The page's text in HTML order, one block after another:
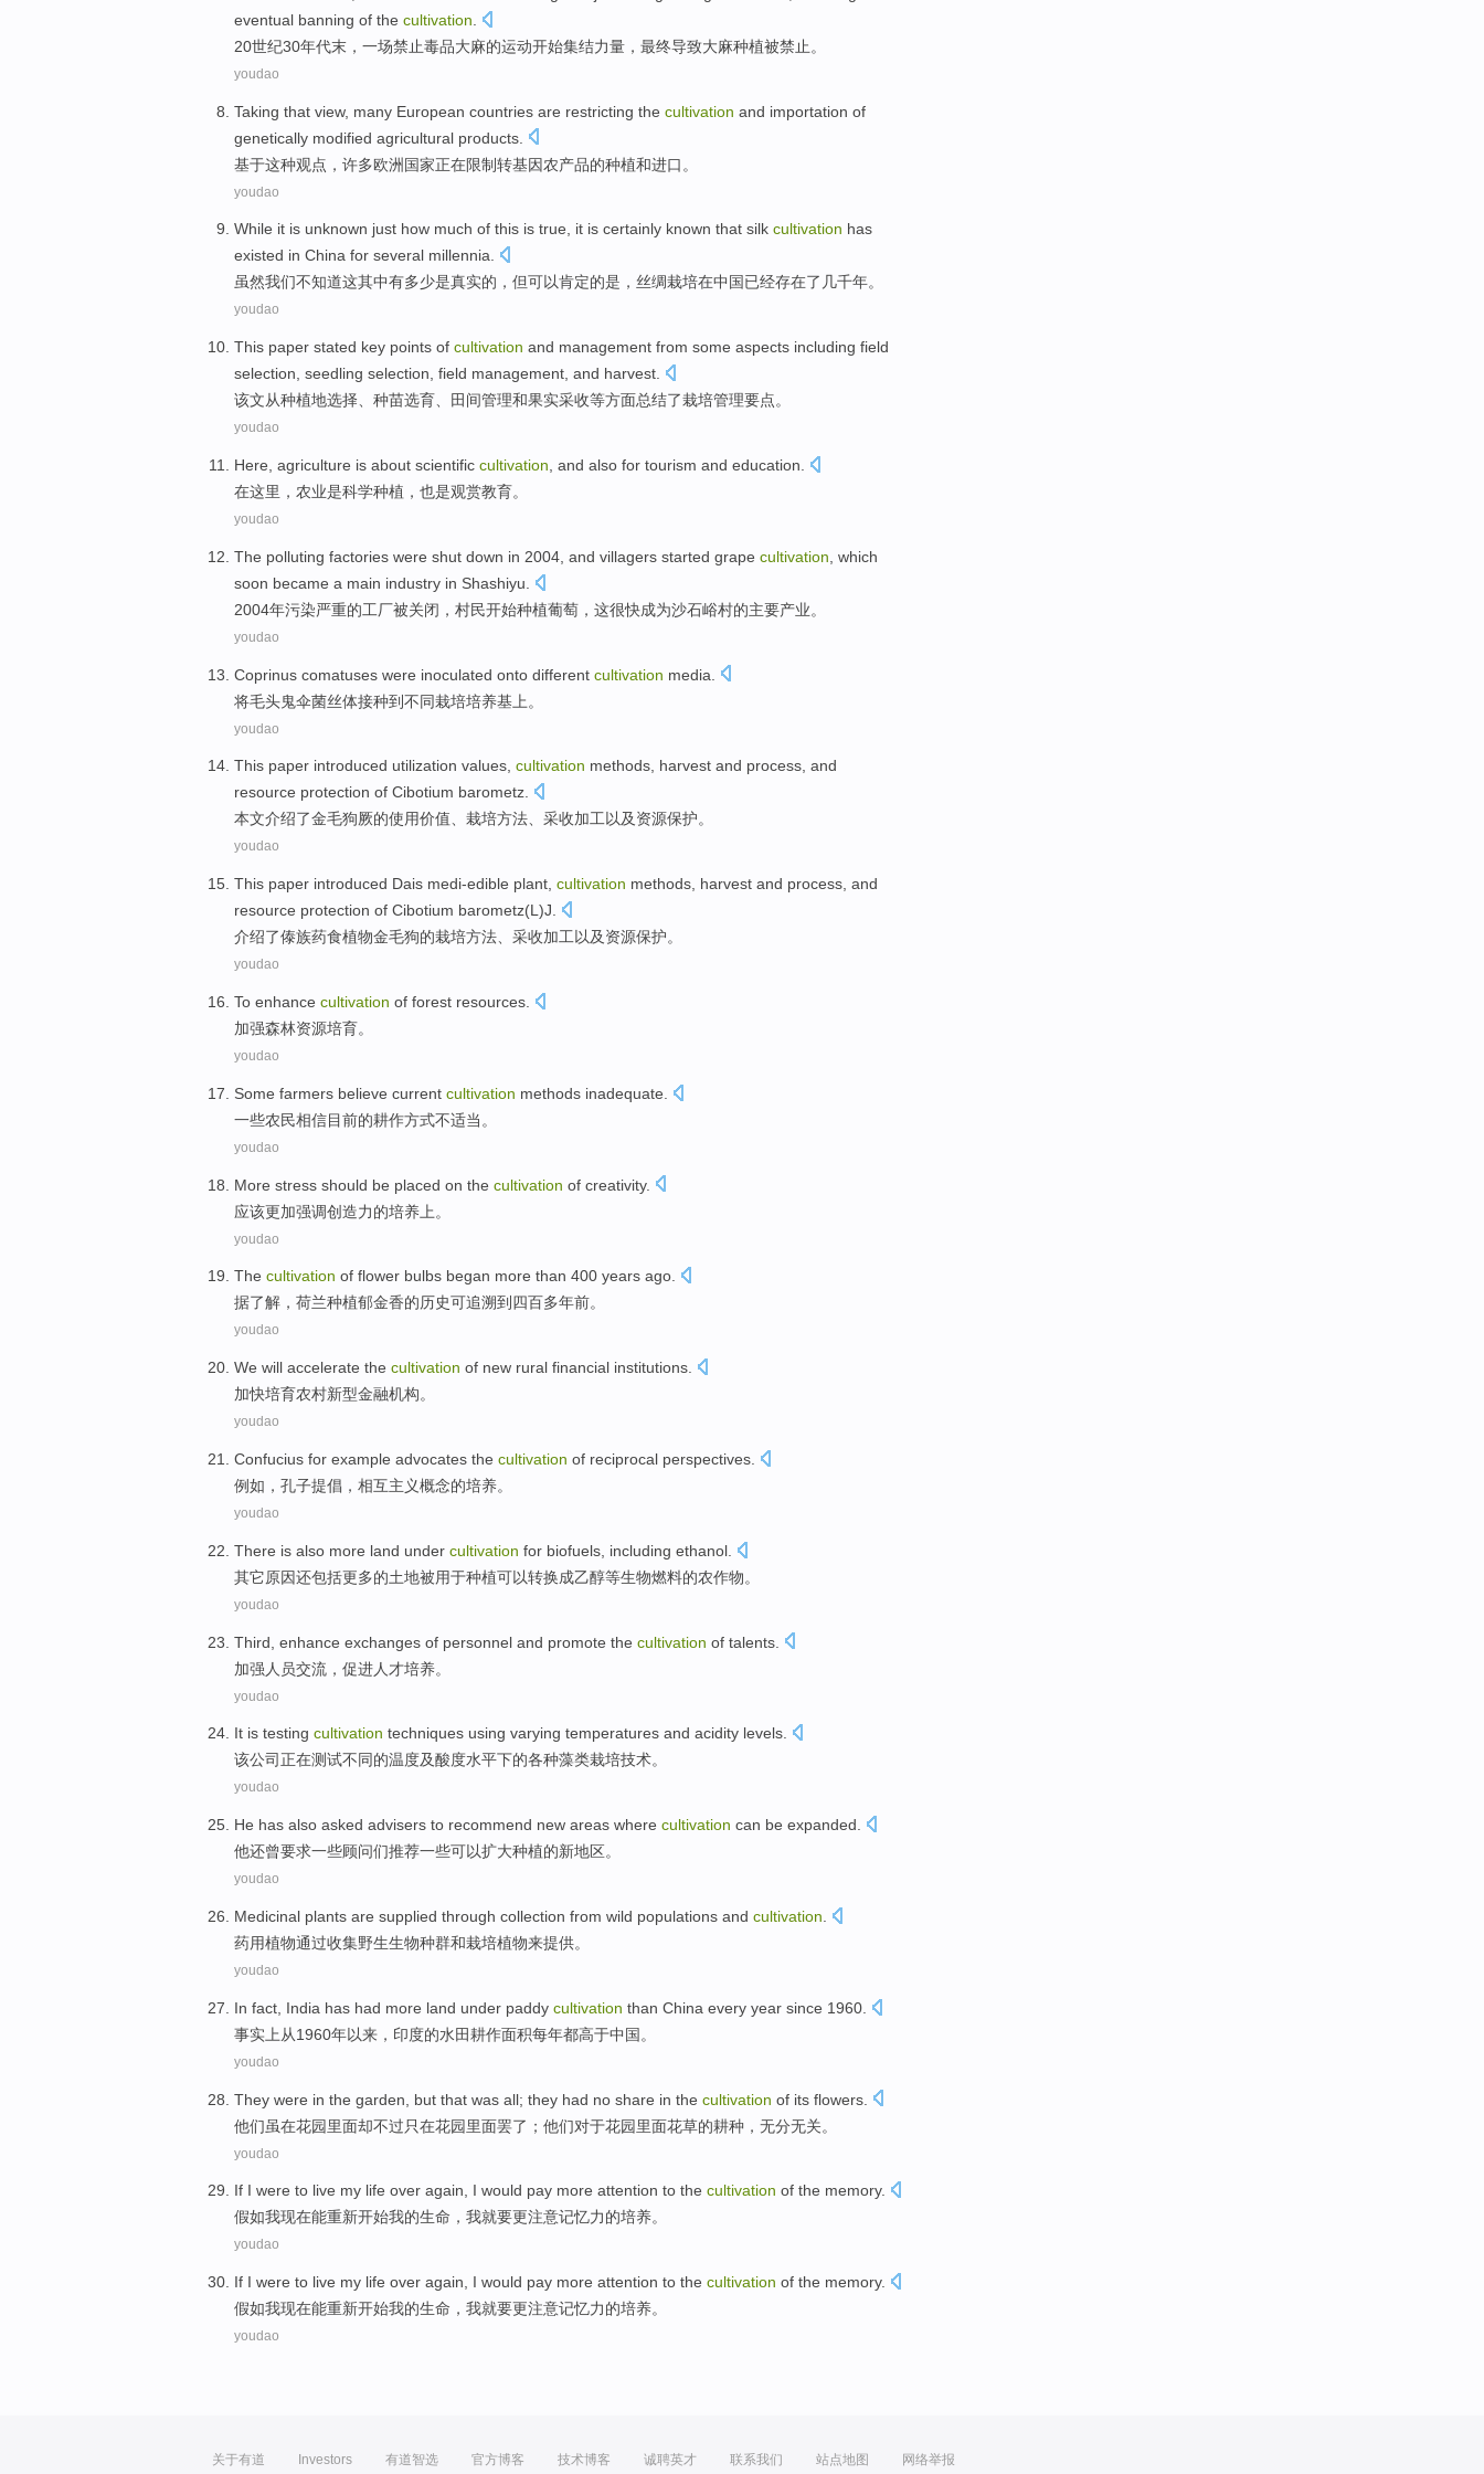
eventual banning of the cultivation
20世纪30年代末 ， 一场禁止毒品大麻的运动开始集结力量 ， 最终导致大麻种植被禁止 。
youdao
Taking that view, many European countries are restricting the cultivation and importation of
genetically modified agricultural products
基于这种观点 ， 许多欧洲国家正在限制转基因农产品的种植和进口 。
youdao
While it is unknown just how much of this is true, it is certainly known that silk cultivation has
existed in China for several millennia.
虽然我们不知道这其中有多少是真实的 ， 但可以肯定的是， 丝绸栽培在中国已经存在了几千年。
youdao
This paper stated key points of cultivation and management from some aspects including field
selection seedling selection field management , and harvest
该文从种植地选择 种苗选育 田间管理和果实采收等方面总结了栽培管理要点。
youdao
Here, agriculture is about scientific cultivation , and also for tourism and education.
在这里，农业是科学种植，也是观赏教育。
youdao
The polluting factories were shut down in 2004, and villagers started grape cultivation , which
soon became a main industry in Shashiyu.
2004年污染严重的工厂被关闭，村民开始种植葡萄，这很快成为沙石峪村的主要产业。
youdao
Coprinus comatuses were inoculated onto different cultivation media
将毛头鬼伞菌丝体接种到不同栽培培养基上。
youdao
This paper introduced utilization values, cultivation methods, harvest and process, and
resource protection of Cibotium barometz.
本文介绍了金毛狗厥的使用价值、 栽培方法、 采收加工以及资源保护。
youdao
This paper introduced Dais medi-edible plant cultivation methods harvest and process , and
resource protection of Cibotium barometz(L)J.
介绍了傣族药食植物金毛狗的栽培方法 采收加工以及资源保护。
youdao
To enhance cultivation of forest resources
加强森林资源培育。
youdao
Some farmers believe current cultivation methods inadequate
一些农民相信目前的耕作方式不适当 。
youdao
More stress should be placed on the cultivation of creativity.
应该更加强调创造力的培养 上 。
youdao
The cultivation of flower bulbs began more than 400 years ago.
据了解，荷兰种植郁金香的历史可追溯到四百多年前。
youdao
We will accelerate the cultivation of new rural financial institutions
加快培育农村新型金融机构。
youdao
Confucius for example advocates the cultivation of reciprocal perspectives.
例如 ， 孔子提倡 ， 相互主义概念的培养。
youdao
There is also more land under cultivation for biofuels including ethanol
其它原因还包括更多的土地被用于种植可以转换成乙醇等生物燃料的农作物。
youdao
Third, enhance exchanges of personnel and promote the cultivation of talents
加强 人员交流 ， 促进人才培养。
youdao
It is testing cultivation techniques using varying temperatures and acidity levels.
该公司正在测试不同的温度及酸度水平下的各种藻类栽培技术。
youdao
He has also asked advisers to recommend new areas where cultivation can be expanded
他还曾要求一些顾问们推荐一些可以扩大种植的新地区。
youdao
Medicinal plants are supplied through collection from wild populations and cultivation
药用植物通过收集野生生物种群和栽培植物来提供。
youdao
In fact India has had more land under paddy cultivation than China every year since 1960.
事实上 从1960年以来， 印度的水田耕作面积每年都高于中国 。
youdao
They were in the garden but that was all; they had no share in the cultivation of its flowers
他们虽在花园里面却不过只在花园里面罢了；他们对于花园里面花草的耕种 ， 无分无关。
youdao
If I were to live my life over again, I would pay more attention to the cultivation of the memory.
假如我现在能重新开始我的生命 ，我就要更注意记忆力的培养。
youdao
If I were to live my life over again, I would pay more attention to the cultivation of the memory.
假如我现在能重新开始我的生命 ，我就要更注意记忆力的培养。
youdao
关于有道 Investors 有道智选 官方博客 技术博客 诚聘英才 联系我们 站点地图 网络举报